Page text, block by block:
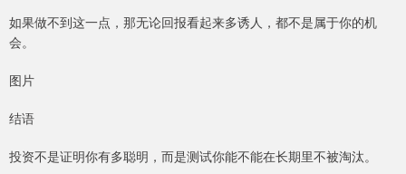
如果做不到这一点，那无论回报看起来多诱人，都不是属于你的机
会。
图片
结语
投资不是证明你有多聪明，而是测试你能不能在长期里不被淘汰。